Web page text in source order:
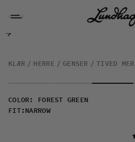
Tived Merino Hoodie M
KLÆR HERRE GENSER TIVED
COLOR :
FOREST GREEN
FIT: NARROW